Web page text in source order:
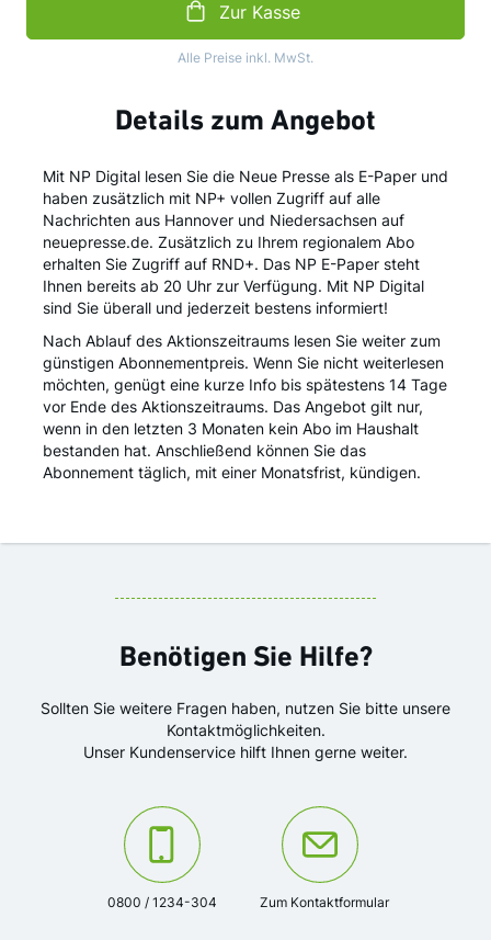
Zur Kasse
Alle Preise inkl. MwSt.
Details zum Angebot
Mit NP Digital lesen Sie die Neue Presse als E-Paper und
haben zusätzlich mit NP+ vollen Zugriff auf alle
Nachrichten aus Hannover und Niedersachsen auf
neuepresse.de. Zusätzlich zu Ihrem regionalem Abo
erhalten Sie Zugriff auf RND+. Das NP E-Paper steht
Ihnen bereits ab 20 Uhr zur Verfügung. Mit NP Digital
sind Sie überall und jederzeit bestens informiert!
Nach Ablauf des Aktionszeitraums lesen Sie weiter zum
günstigen Abonnementpreis. Wenn Sie nicht weiterlesen
möchten, genügt eine kurze Info bis spätestens 14 Tage
vor Ende des Aktionszeitraums. Das Angebot gilt nur,
wenn in den letzten ­3 Monaten kein Abo im Haushalt
bestanden hat. Anschließend können Sie das
Abonnement täglich, mit einer Monatsfrist, kündigen.
Benötigen Sie Hilfe?
Sollten Sie weitere Fragen haben, nutzen Sie bitte unsere
Kontaktmöglichkeiten.
Unser Kundenservice hilft Ihnen gerne weiter.
Kontaktieren Sie uns unter der Telefonnummer:
0800 / 1234-304 Oder kontaktieren Sie uns über das
Zum Kontaktformular